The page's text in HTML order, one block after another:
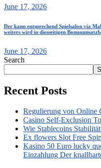
June 17, 2026
Der kann entsprechend Spielsalon via
weiters wird in diesseitigen
June 17, 2026
Search
Recent Posts
Regulierung von Online
Casino Self-Exclusion
Wie Stablecoins
Ex flowers Slot Free
Kasino 50 Euro lucky
Einzahlung Der